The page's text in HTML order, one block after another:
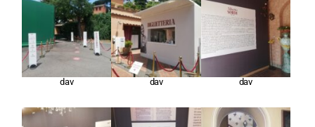
dav dav dav